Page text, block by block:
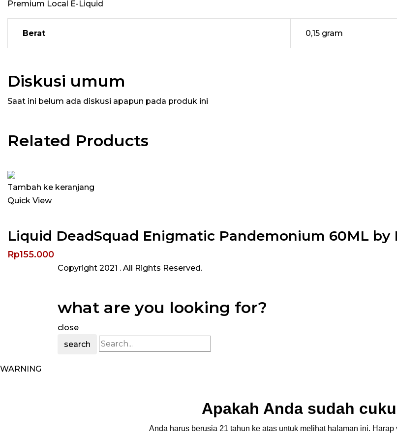
Premium Local E-Liquid
Berat 0,15 gram
Diskusi umum
Saat ini belum ada diskusi apapun pada produk ini
Related Products
Tambah ke keranjang
Quick View
Liquid DeadSquad Enigmatic Pandemonium 60ML by
Rp155.000
Copyright 2021 . All Rights Reserved.
what are you looking for?
close
search
WARNING
Apakah Anda sudah
Anda harus berusia 21 tahun ke atas untuk melihat halaman ini.